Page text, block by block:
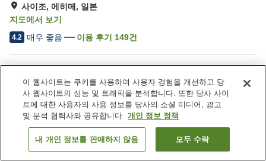
사이조, 에히메, 일본
지도에서 보기
4.2 매우 좋음 이용 후기 149건
Wi-Fi
레스토랑
카페
자동판매기
객실 보기
이 웹사이트는 쿠키를 사용하여 사용자 경험을 개선하고 당
사 웹사이트의 성능 및 트래픽을 분석합니다. 또한 당사 사이
트에 대한 사용자의 사용 정보를 당사의 소셜 미디어, 광고
및 분석 협력사와 공유합니다. 개인 정보 정책
내 개인 정보를 판매하지 않음 모두 수락